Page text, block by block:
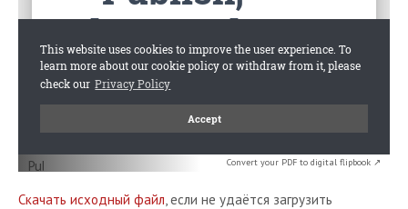
Convert your PDF to digital flipbook ↗
Скачать исходный файл, если не удаётся загрузить